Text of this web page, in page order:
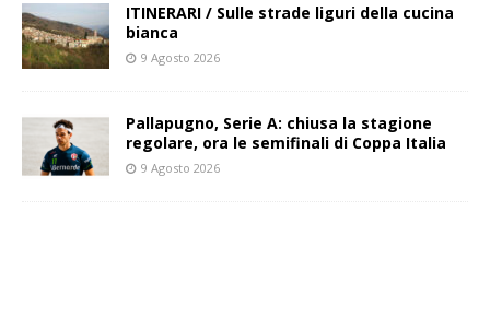
ITINERARI / Sulle strade liguri della cucina
bianca
9 Agosto 2026
Pallapugno, Serie A: chiusa la stagione
regolare, ora le semifinali di Coppa Italia
9 Agosto 2026